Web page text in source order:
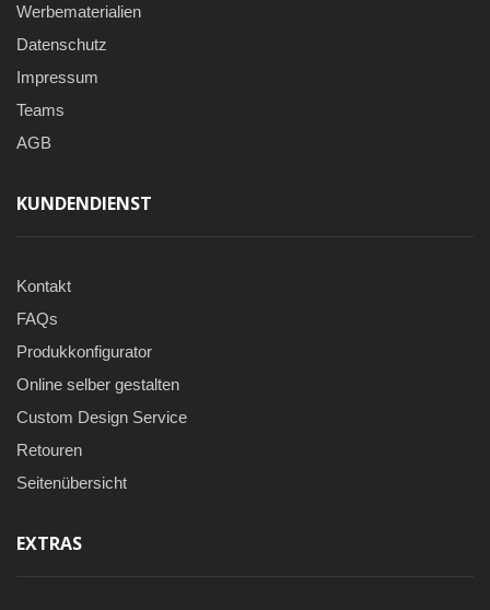
Werbematerialien
Datenschutz
Impressum
Teams
AGB
KUNDENDIENST
Kontakt
FAQs
Produkkonfigurator
Online selber gestalten
Custom Design Service
Retouren
Seitenübersicht
EXTRAS